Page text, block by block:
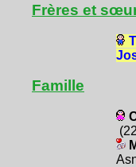
Frères et
Famille